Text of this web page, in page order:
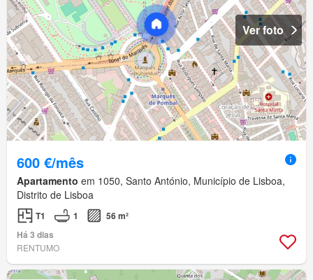
Ver foto
600 €/mês
Apartamento em 1050, Santo António, Município de Lisboa,
Distrito de Lisboa
T1 1
56 m²
Há 3 dias
RENTUMO